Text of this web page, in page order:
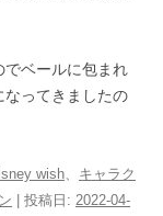
でベールに包まれ
なってきましたの
wish
キャラク
| 投稿日: 2022-04-